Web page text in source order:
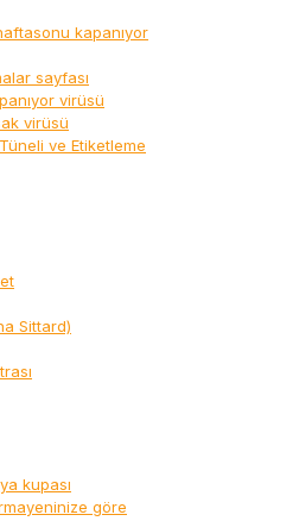
kapanıyor
sayfası
virüsü
virüsü
ve Etiketleme
Sittard)
kupası
göre